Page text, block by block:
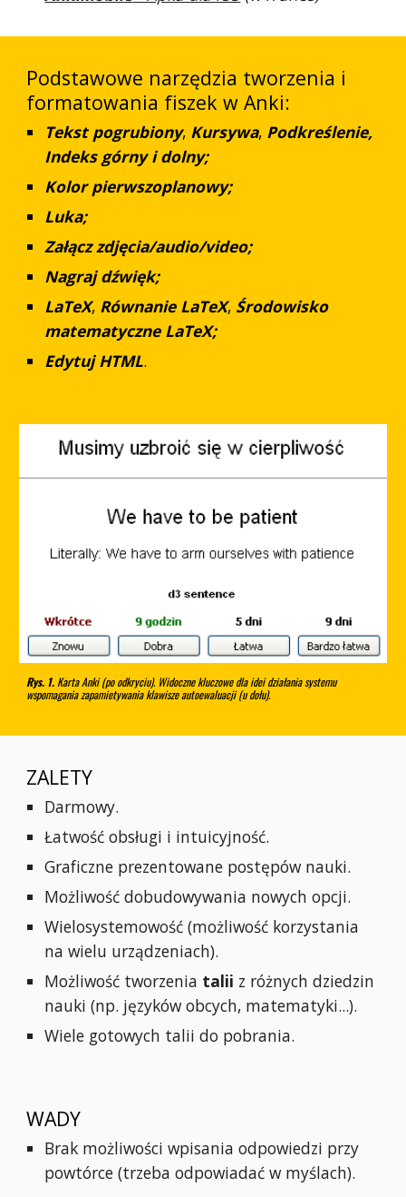
Podstawowe narzędzia tworzenia i
formatowania fiszek w Anki:
Tekst pogrubiony, Kursywa, Podkreślenie,
Indeks górny i dolny;
Kolor pierwszoplanowy;
Luka;
Załącz zdjęcia/audio/video;
Nagraj dźwięk;
LaTeX, Równanie LaTeX, Środowisko
matematyczne LaTeX;
Edytuj HTML.
Rys. 1. Karta Anki (po odkryciu). Widoczne kluczowe dla idei działania systemu
wspomagania zapamietywania klawisze autoewaluacji (u dołu).
ZALETY
Darmowy.
Łatwość obsługi i intuicyjność.
Graficzne prezentowane postępów nauki.
Możliwość dobudowywania nowych opcji.
Wielosystemowość (możliwość korzystania
na wielu urządzeniach).
Możliwość tworzenia talii z różnych dziedzin
nauki (np. języków obcych, matematyki...).
Wiele gotowych talii do pobrania.
WADY
Brak możliwości wpisania odpowiedzi przy
powtórce (trzeba odpowiadać w myślach).